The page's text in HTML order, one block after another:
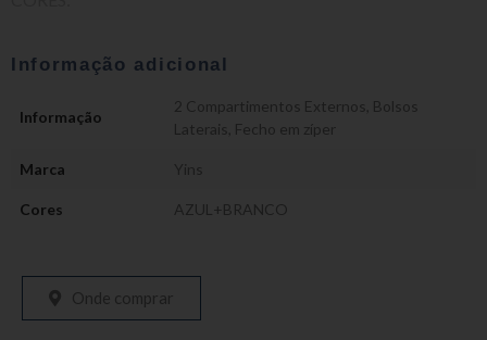
Informação adicional
Informação
2 Compartimentos Externos Bolsos
Laterais Fecho em zíper
Marca Yins
Cores AZUL+BRANCO
Onde comprar